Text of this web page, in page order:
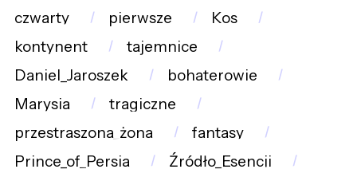
czwarty
pierwsze
Kos
kontynent
tajemnice
Daniel_Jaroszek
bohaterowie
Marysia
tragiczne
przestraszona_żona
fantasy
Prince_of_Persia
Źródło_Esencji